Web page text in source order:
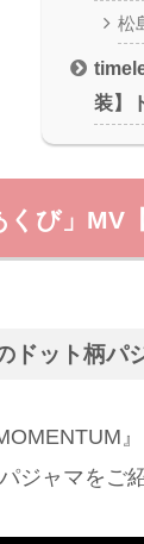
松
装】
び」MV
ドット柄パ
ジャマをご